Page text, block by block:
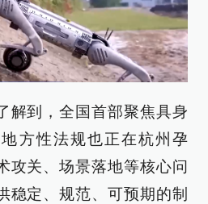
解到，全国首部聚焦具身
方性法规也正在杭州孕
攻关、场景落地等核心问
稳定、规范、可预期的制